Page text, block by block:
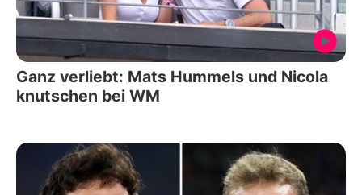
Ganz verliebt: Mats Hummels und Nicola
knutschen bei WM